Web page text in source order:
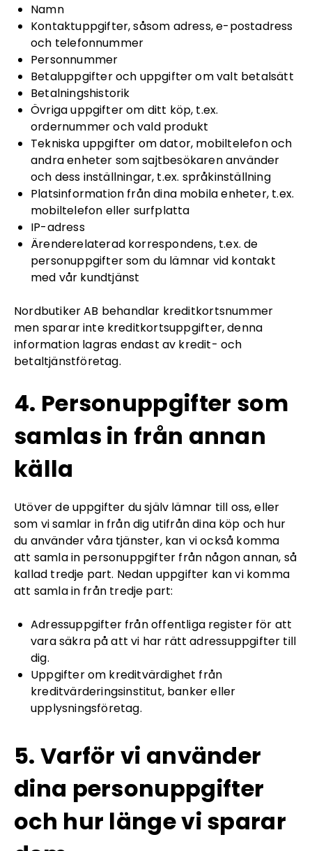
Namn
Kontaktuppgifter, såsom adress, e-postadress
och telefonnummer
Personnummer
Betaluppgifter och uppgifter om valt betalsätt
Betalningshistorik
Övriga uppgifter om ditt köp, t.ex.
ordernummer och vald produkt
Tekniska uppgifter om dator, mobiltelefon och
andra enheter som sajtbesökaren använder
och dess inställningar, t.ex. språkinställning
Platsinformation från dina mobila enheter, t.ex.
mobiltelefon eller surfplatta
IP-adress
Ärenderelaterad korrespondens, t.ex. de
personuppgifter som du lämnar vid kontakt
med vår kundtjänst
Nordbutiker AB behandlar kreditkortsnummer
men sparar inte kreditkortsuppgifter, denna
information lagras endast av kredit- och
betaltjänstföretag.
4. Personuppgifter som
samlas in från annan
källa
Utöver de uppgifter du själv lämnar till oss, eller
som vi samlar in från dig utifrån dina köp och hur
du använder våra tjänster, kan vi också komma
att samla in personuppgifter från någon annan, så
kallad tredje part. Nedan uppgifter kan vi komma
att samla in från tredje part:
Adressuppgifter från offentliga register för att
vara säkra på att vi har rätt adressuppgifter till
dig.
Uppgifter om kreditvärdighet från
kreditvärderingsinstitut, banker eller
upplysningsföretag.
5. Varför vi använder
dina personuppgifter
och hur länge vi sparar